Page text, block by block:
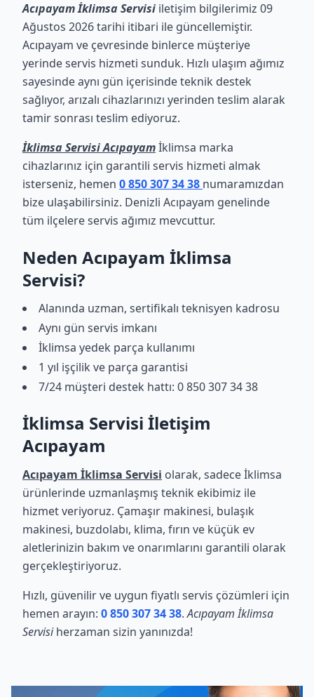
Acıpayam İklimsa Servisi iletişim bilgilerimiz 09
Ağustos 2026 tarihi itibari ile güncellemiştir.
Acıpayam ve çevresinde binlerce müşteriye
yerinde servis hizmeti sunduk. Hızlı ulaşım ağımız
sayesinde aynı gün içerisinde teknik destek
sağlıyor, arızalı cihazlarınızı yerinden teslim alarak
tamir sonrası teslim ediyoruz.
İklimsa Servisi Acıpayamİklimsa marka
cihazlarınız için garantili servis hizmeti almak
isterseniz, hemen 0 850 307 34 38 numaramızdan
bize ulaşabilirsiniz. Denizli Acıpayam genelinde
tüm ilçelere servis ağımız mevcuttur.
Neden Acıpayam İklimsa
Servisi?
Alanında uzman, sertifikalı teknisyen kadrosu
Aynı gün servis imkanı
İklimsa yedek parça kullanımı
1 yıl işçilik ve parça garantisi
7/24 müşteri destek hattı: 0 850 307 34 38
İklimsa Servisi İletişim
Acıpayam
Acıpayam İklimsa Servisi olarak, sadece İklimsa
ürünlerinde uzmanlaşmış teknik ekibimiz ile
hizmet veriyoruz. Çamaşır makinesi, bulaşık
makinesi, buzdolabı, klima, fırın ve küçük ev
aletlerinizin bakım ve onarımlarını garantili olarak
gerçekleştiriyoruz.
Hızlı, güvenilir ve uygun fiyatlı servis çözümleri için
hemen arayın: 0 850 307 34 38.Acıpayam İklimsa
Servisiherzaman sizin yanınızda!